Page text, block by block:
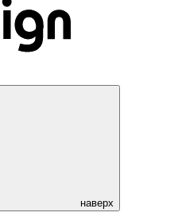
наверх